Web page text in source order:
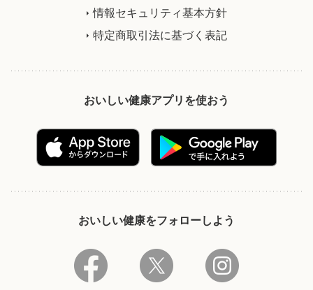
情報セキュリティ基本方針
特定商取引法に基づく表記
おいしい健康アプリを使おう
おいしい健康をフォローしよう